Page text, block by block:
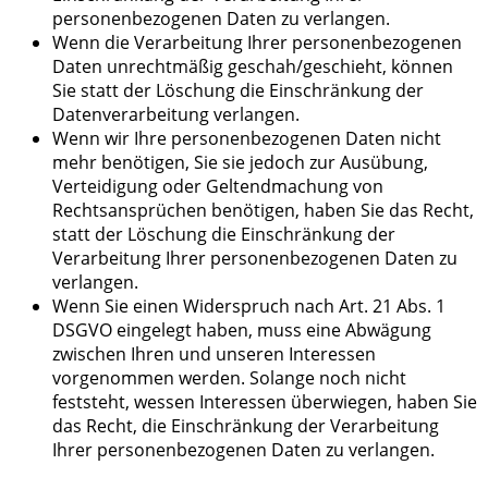
personenbezogenen Daten zu verlangen.
Wenn die Verarbeitung Ihrer personenbezogenen
Daten unrechtmäßig geschah/geschieht, können
Sie statt der Löschung die Einschränkung der
Datenverarbeitung verlangen.
Wenn wir Ihre personenbezogenen Daten nicht
mehr benötigen, Sie sie jedoch zur Ausübung,
Verteidigung oder Geltendmachung von
Rechtsansprüchen benötigen, haben Sie das Recht,
statt der Löschung die Einschränkung der
Verarbeitung Ihrer personenbezogenen Daten zu
verlangen.
Wenn Sie einen Widerspruch nach Art. 21 Abs. 1
DSGVO eingelegt haben, muss eine Abwägung
zwischen Ihren und unseren Interessen
vorgenommen werden. Solange noch nicht
feststeht, wessen Interessen überwiegen, haben Sie
das Recht, die Einschränkung der Verarbeitung
Ihrer personenbezogenen Daten zu verlangen.